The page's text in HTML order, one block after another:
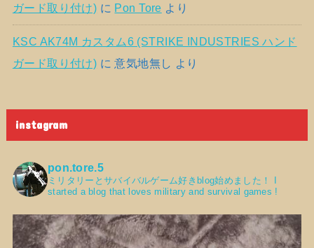
ガード取り付け) に Pon Tore より
KSC AK74M カスタム6 (STRIKE INDUSTRIES ハンド
ガード取り付け) に意気地無し より
instagram
pon.tore.5
ミリタリーとサバイバルゲーム好きblog始めました！
I
started a blog that loves military and survival games !